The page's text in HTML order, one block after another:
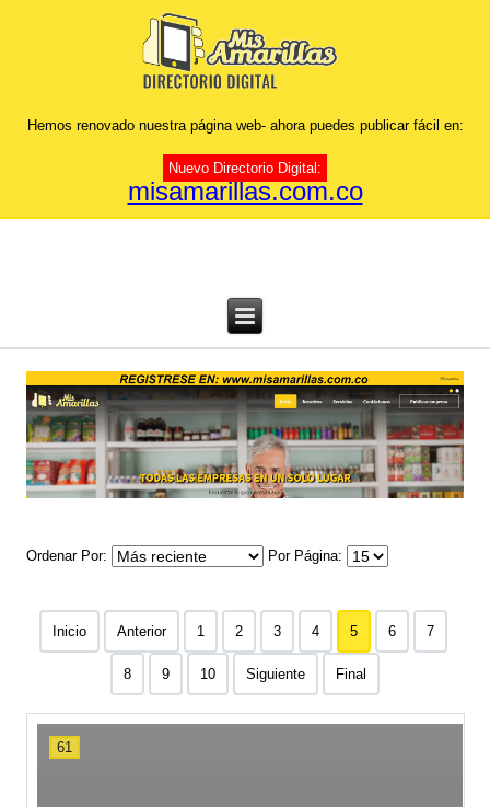
Hemos renovado nuestra página web- ahora puedes publicar fácil en:
Nuevo Directorio Digital:
misamarillas.com.co
Ordenar Por Por Página
Inicio Anterior 1 2 3 4 5 6 7
8 9 10 Siguiente Final
61